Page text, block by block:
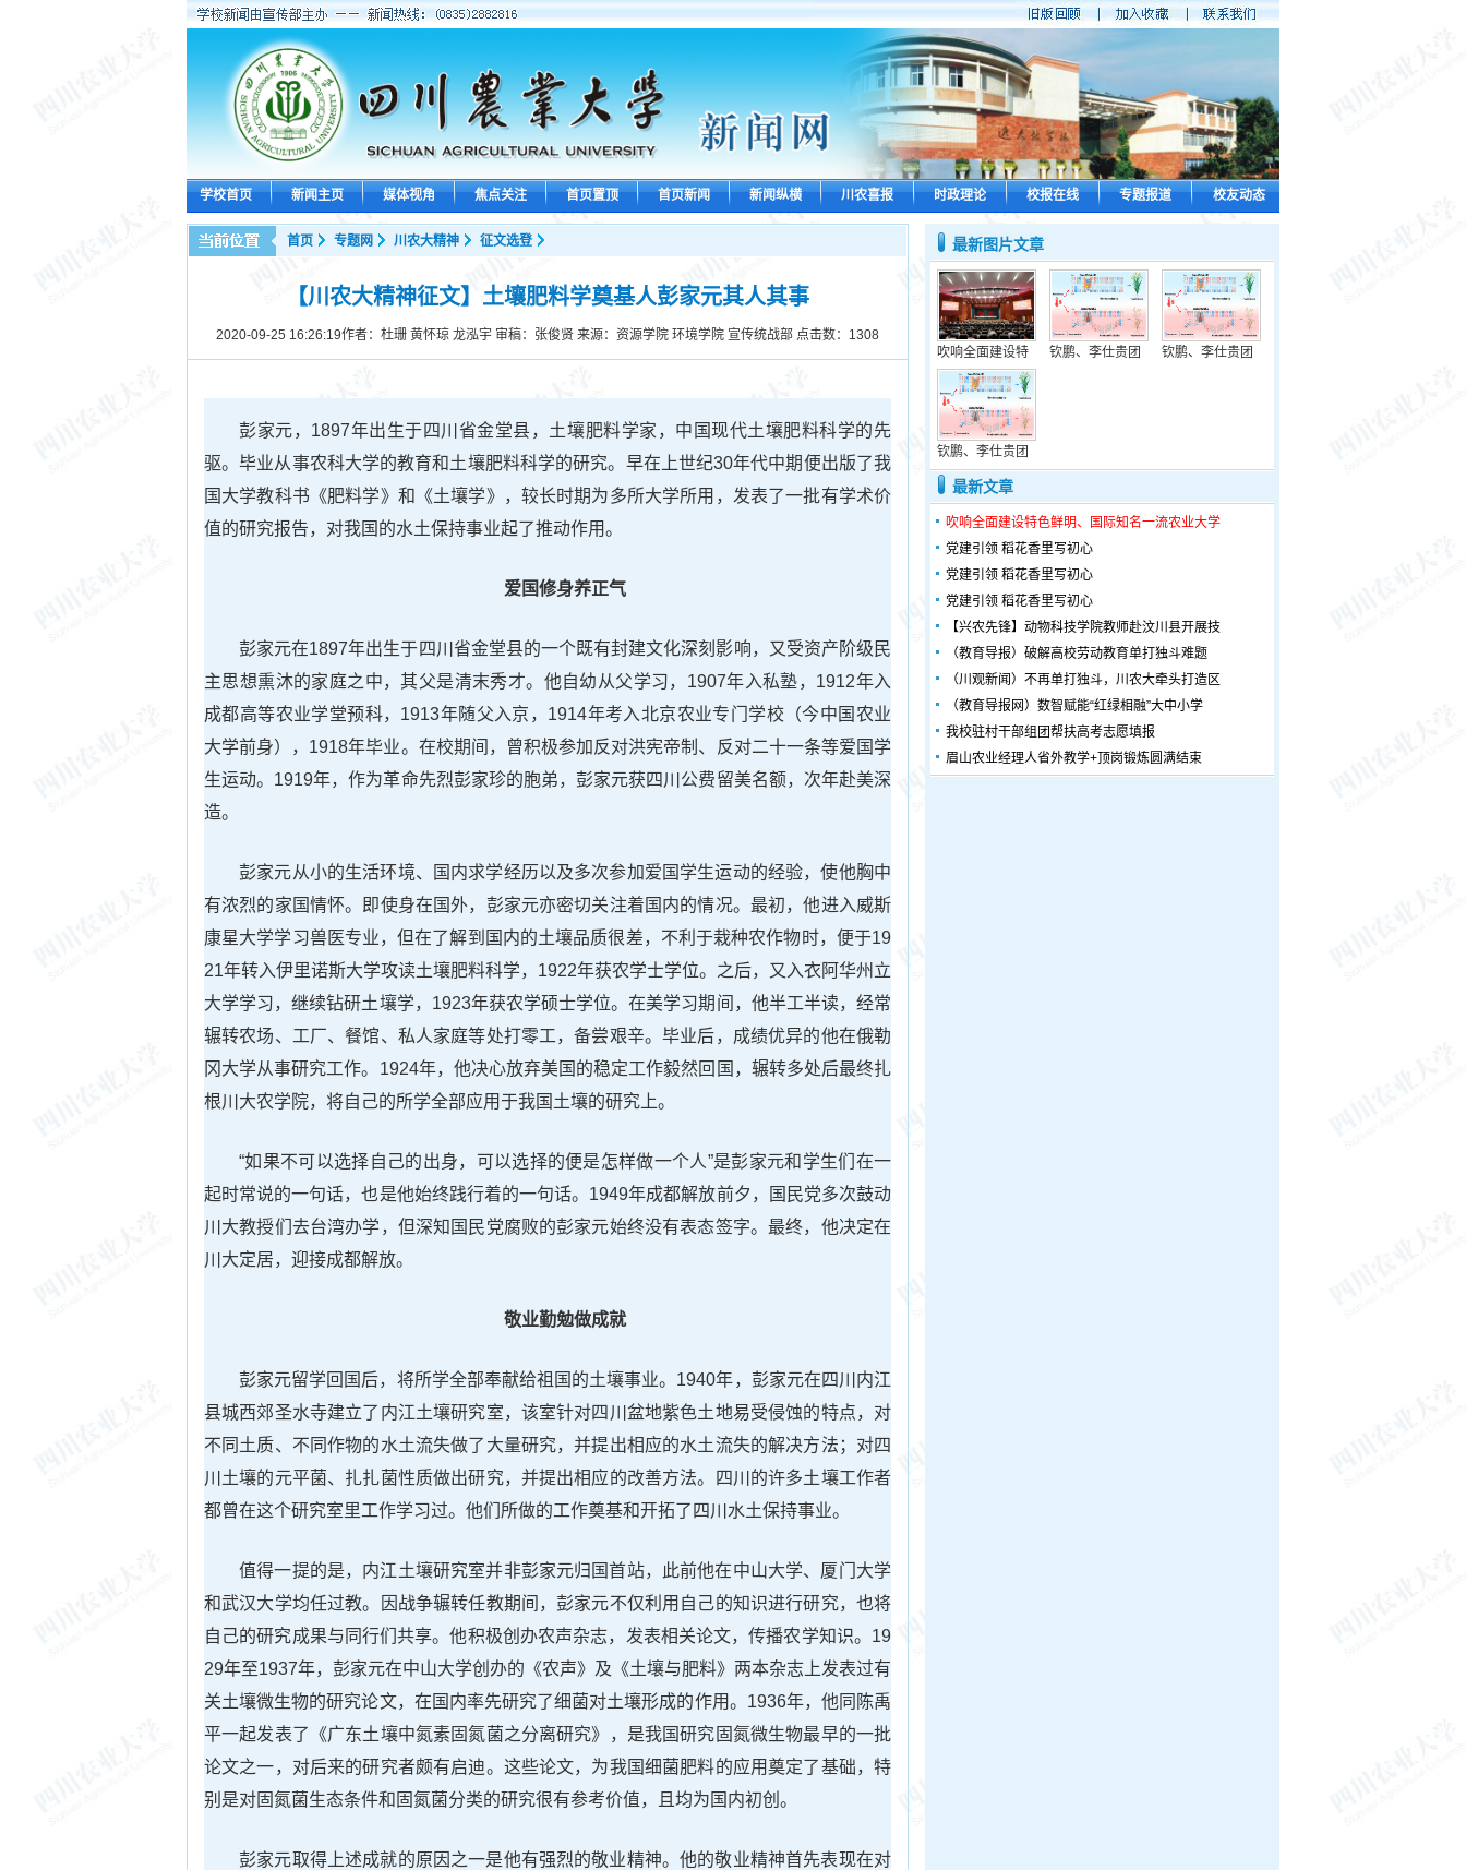
学校首页 新闻主页 媒体视角 焦点关注 首页置顶 首页新闻 新闻纵横 川农喜报 时政理论 校报在线 专题报道 校友动态
首页 专题网 川农大精神 征文选登
【川农大精神征文】土壤肥料学奠基人彭家元其人其事
2020-09-25 16:26:19作者：杜珊 黄怀琼 龙泓宇 审稿：张俊贤 来源：资源学院 环境学院 宣传统战部 点击数： 1308
彭家元，1897年出生于四川省金堂县，土壤肥料学家，中国现代土壤肥料科学的先
驱。毕业从事农科大学的教育和土壤肥料科学的研究。早在上世纪30年代中期便出版了我
国大学教科书《肥料学》和《土壤学》，较长时期为多所大学所用，发表了一批有学术价
值的研究报告，对我国的水土保持事业起了推动作用。
爱国修身养正气
彭家元在1897年出生于四川省金堂县的一个既有封建文化深刻影响，又受资产阶级民
主思想熏沐的家庭之中，其父是清末秀才。他自幼从父学习，1907年入私塾，1912年入
成都高等农业学堂预科，1913年随父入京，1914年考入北京农业专门学校（今中国农业
大学前身），1918年毕业。在校期间，曾积极参加反对洪宪帝制、反对二十一条等爱国学
生运动。1919年，作为革命先烈彭家珍的胞弟，彭家元获四川公费留美名额，次年赴美深
造。
彭家元从小的生活环境、国内求学经历以及多次参加爱国学生运动的经验，使他胸中
有浓烈的家国情怀。即使身在国外，彭家元亦密切关注着国内的情况。最初，他进入威斯
康星大学学习兽医专业，但在了解到国内的土壤品质很差，不利于栽种农作物时，便于19
21年转入伊里诺斯大学攻读土壤肥料科学，1922年获农学士学位。之后，又入衣阿华州立
大学学习，继续钻研土壤学，1923年获农学硕士学位。在美学习期间，他半工半读，经常
辗转农场、工厂、餐馆、私人家庭等处打零工，备尝艰辛。毕业后，成绩优异的他在俄勒
冈大学从事研究工作。1924年，他决心放弃美国的稳定工作毅然回国，辗转多处后最终扎
根川大农学院，将自己的所学全部应用于我国土壤的研究上。
“如果不可以选择自己的出身，可以选择的便是怎样做一个人”是彭家元和学生们在一
起时常说的一句话，也是他始终践行着的一句话。1949年成都解放前夕，国民党多次鼓动
川大教授们去台湾办学，但深知国民党腐败的彭家元始终没有表态签字。最终，他决定在
川大定居，迎接成都解放。
敬业勤勉做成就
彭家元留学回国后，将所学全部奉献给祖国的土壤事业。1940年，彭家元在四川内江
县城西郊圣水寺建立了内江土壤研究室，该室针对四川盆地紫色土地易受侵蚀的特点，对
不同土质、不同作物的水土流失做了大量研究，并提出相应的水土流失的解决方法；对四
川土壤的元平菌、扎扎菌性质做出研究，并提出相应的改善方法。四川的许多土壤工作者
都曾在这个研究室里工作学习过。他们所做的工作奠基和开拓了四川水土保持事业。
值得一提的是，内江土壤研究室并非彭家元归国首站，此前他在中山大学、厦门大学
和武汉大学均任过教。因战争辗转任教期间，彭家元不仅利用自己的知识进行研究，也将
自己的研究成果与同行们共享。他积极创办农声杂志，发表相关论文，传播农学知识。19
29年至1937年，彭家元在中山大学创办的《农声》及《土壤与肥料》两本杂志上发表过有
关土壤微生物的研究论文，在国内率先研究了细菌对土壤形成的作用。1936年，他同陈禹
平一起发表了《广东土壤中氮素固氮菌之分离研究》，是我国研究固氮微生物最早的一批
论文之一，对后来的研究者颇有启迪。这些论文，为我国细菌肥料的应用奠定了基础，特
别是对固氮菌生态条件和固氮菌分类的研究很有参考价值，且均为国内初创。
彭家元取得上述成就的原因之一是他有强烈的敬业精神。他的敬业精神首先表现在对
最新图片文章
吹响全面建设特 钦鹏、李仕贵团 钦鹏、李仕贵团
钦鹏、李仕贵团
最新文章
吹响全面建设特色鲜明、国际知名一流农业大学
党建引领 稻花香里写初心
党建引领 稻花香里写初心
党建引领 稻花香里写初心
【兴农先锋】动物科技学院教师赴汶川县开展技
（教育导报）破解高校劳动教育单打独斗难题
（川观新闻）不再单打独斗，川农大牵头打造区
（教育导报网）数智赋能“红绿相融”大中小学
我校驻村干部组团帮扶高考志愿填报
眉山农业经理人省外教学+顶岗锻炼圆满结束